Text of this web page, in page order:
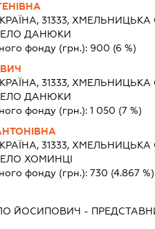
31333, ХМЕЛЬНИЦЬКА
ДАНЮКИ
фонду (грн.): 900 (6 %)
31333, ХМЕЛЬНИЦЬКА
ДАНЮКИ
фонду (грн.):1 050 (7 %)
31333, ХМЕЛЬНИЦЬКА
ХОМИНЦІ
фонду (грн.):730 (4.867 %)
ЙОСИПОВИЧ -